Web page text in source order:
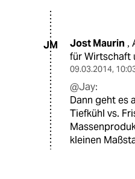
JM Jost Maurin ,
für Wirtschaft
09.03.2014,
@Jay:
Dann geht es
Tiefkühl vs.
kleinen